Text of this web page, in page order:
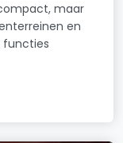
maar
en
functies